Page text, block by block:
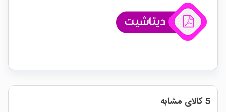
5 کالای مشابه